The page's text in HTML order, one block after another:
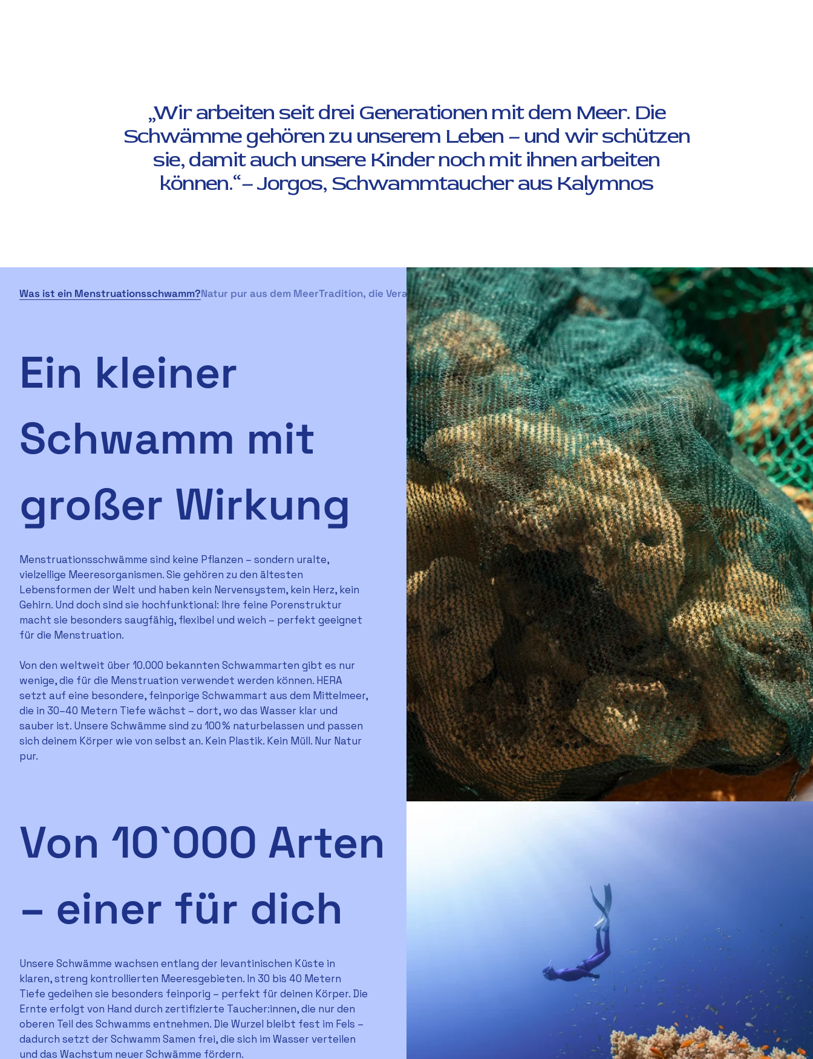
„Wir arbeiten seit drei Generationen mit dem Meer. Die
Schwämme gehören zu unserem Leben – und wir schützen
sie, damit auch unsere Kinder noch mit ihnen arbeiten
können.“– Jorgos, Schwammtaucher aus Kalymnos
Was ist ein Menstruationsschwamm?Natur pur aus dem MeerTradition, die Verantwortung trägt
Ein kleiner
Schwamm mit
großer Wirkung
Menstruationsschwämme sind keine Pflanzen – sondern uralte,
vielzellige Meeresorganismen. Sie gehören zu den ältesten
Lebensformen der Welt und haben kein Nervensystem, kein Herz, kein
Gehirn. Und doch sind sie hochfunktional: Ihre feine Porenstruktur
macht sie besonders saugfähig, flexibel und weich – perfekt geeignet
für die Menstruation.
Von den weltweit über 10.000 bekannten Schwammarten gibt es nur
wenige, die für die Menstruation verwendet werden können. HERA
setzt auf eine besondere, feinporige Schwammart aus dem Mittelmeer,
die in 30–40 Metern Tiefe wächst – dort, wo das Wasser klar und
sauber ist. Unsere Schwämme sind zu 100 % naturbelassen und passen
sich deinem Körper wie von selbst an. Kein Plastik. Kein Müll. Nur Natur
pur.
Von 10`000 Arten
– einer für dich
Unsere Schwämme wachsen entlang der levantinischen Küste in
klaren, streng kontrollierten Meeresgebieten. In 30 bis 40 Metern
Tiefe gedeihen sie besonders feinporig – perfekt für deinen Körper. Die
Ernte erfolgt von Hand durch zertifizierte Taucher:innen, die nur den
oberen Teil des Schwamms entnehmen. Die Wurzel bleibt fest im Fels –
dadurch setzt der Schwamm Samen frei, die sich im Wasser verteilen
und das Wachstum neuer Schwämme fördern.